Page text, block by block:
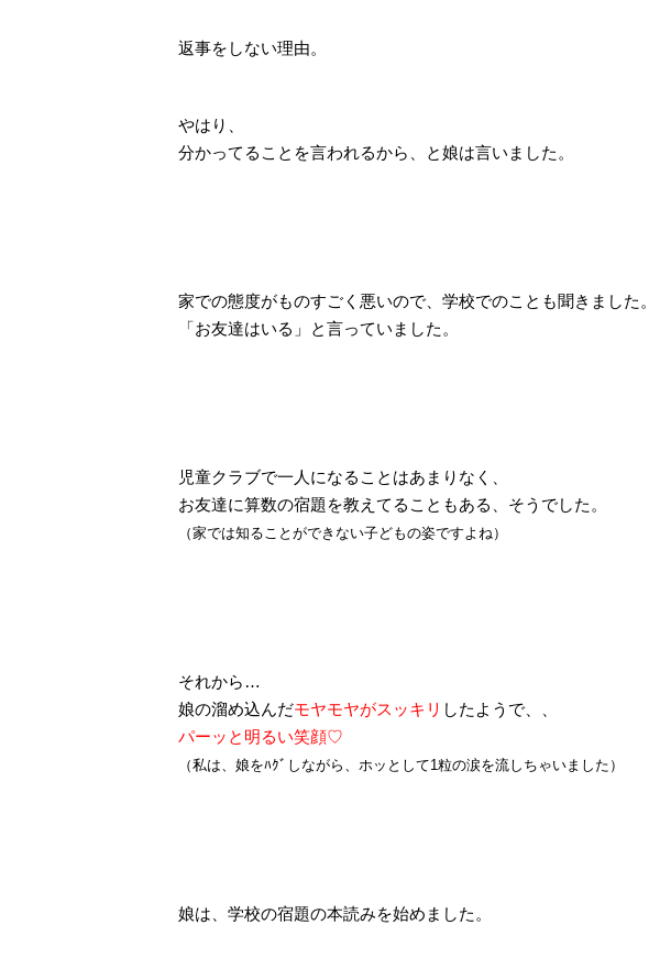
返事をしない理由。
やはり、
分かってることを言われるから、と娘は言いました。
家での態度がものすごく悪いので、学校でのことも聞きました。
「お友達はいる」と言っていました。
児童クラブで一人になることはあまりなく、
お友達に算数の宿題を教えてることもある、そうでした。
（家では知ることができない子どもの姿ですよね）
それから…
娘の溜め込んだモヤモヤがスッキリ したようで、、
パーッと明るい笑顔♡
（私は、娘をﾊｸﾞしながら、ホッとして1粒の涙を流しちゃいました）
娘は、学校の宿題の本読みを始めました。